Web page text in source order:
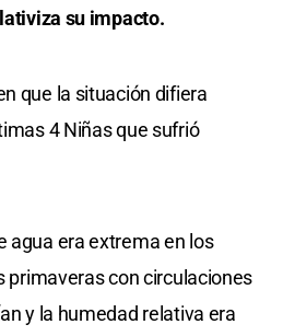
su impacto.
que la situación difiera
4 Niñas que sufrió
agua era extrema en los
primaveras con circulaciones
y la humedad relativa era